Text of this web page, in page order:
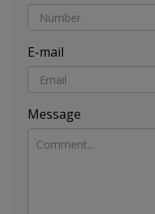
E-mail
Message